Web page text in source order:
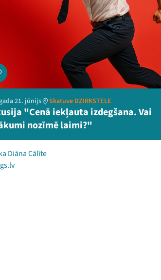
21. jūnijs Skatuve DZIRKSTELE
"Cenā iekļauta izdegšana. Vai
nozīmē laimi?"
Diāna Cālīte